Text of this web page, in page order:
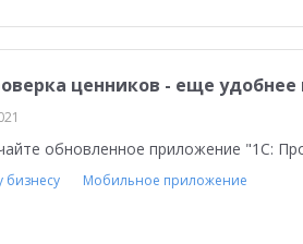
строительной организацией
ценников - еще
обновленное приложение "1С:
бизнесу Мобильное приложение